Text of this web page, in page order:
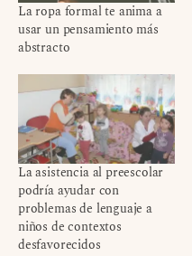
La ropa formal te anima a
usar un pensamiento más
abstracto
La asistencia al preescolar
podría ayudar con
problemas de lenguaje a
niños de contextos
desfavorecidos